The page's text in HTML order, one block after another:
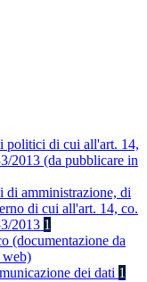
politici di cui all'art. 14,
2013 (da pubblicare in
amministrazione, di
di cui all'art. 14, co.
2013 1
(documentazione da
web)
dei dati 1